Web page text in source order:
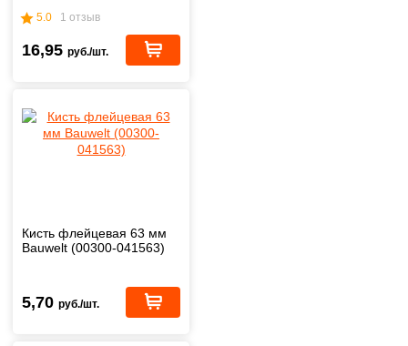
5.0 1 отзыв
16,95 руб./шт.
Кисть флейцевая 63 мм
Bauwelt (00300-041563)
5,70 руб./шт.